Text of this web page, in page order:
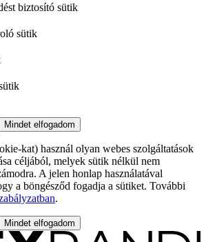
biztosító sütik
sütik
Mindet elfogadom
kat) használ olyan webes szolgáltatások
céljából, melyek sütik nélkül nem
A jelen honlap használatával
a böngésződ fogadja a sütiket. További
.
Mindet elfogadom